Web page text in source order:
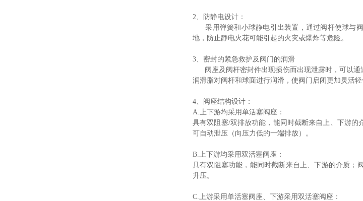
2、防静电设计：
采用弹簧和小球静电引出装置，通过阀杆使球与阀
地，防止静电火花可能引起的火灾或爆炸等危险。
3、密封的紧急救护及阀门的润滑
阀座及阀杆密封件出现损伤而出现泄露时，可以通
润滑脂对阀杆和球面进行润滑，使阀门启闭更加灵活轻
4、阀座结构设计：
A.上下游均采用单活塞阀座：
具有双阻塞/双排放功能，能同时截断来自上、下游
可自动泄压（向压力低的一端排放）。
B.上下游均采用双活塞阀座：
具有双阻塞功能，能同时截断来自上、下游的介质；
升压。
C.上游采用单活塞阀座、下游采用双活塞阀座：